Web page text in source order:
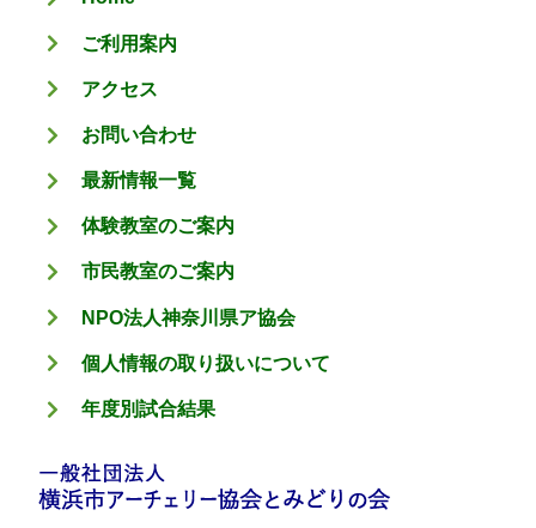
ー
ご利用案内
アクセス
お問い合わせ
最新情報一覧
体験教室のご案内
市民教室のご案内
NPO法人神奈川県ア協会
個人情報の取り扱いについて
年度別試合結果